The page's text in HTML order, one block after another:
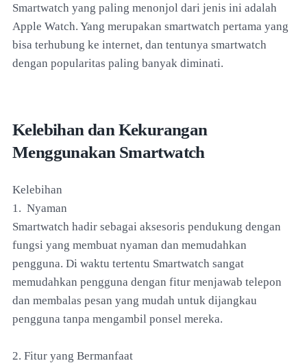
Smartwatch yang paling menonjol dari jenis ini adalah
Apple Watch. Yang merupakan smartwatch pertama yang
bisa terhubung ke internet, dan tentunya smartwatch
dengan popularitas paling banyak diminati.
Kelebihan dan Kekurangan
Menggunakan Smartwatch
Kelebihan
1. Nyaman
Smartwatch hadir sebagai aksesoris pendukung dengan
fungsi yang membuat nyaman dan memudahkan
pengguna. Di waktu tertentu Smartwatch sangat
memudahkan pengguna dengan fitur menjawab telepon
dan membalas pesan yang mudah untuk dijangkau
pengguna tanpa mengambil ponsel mereka.
2. Fitur yang Bermanfaat